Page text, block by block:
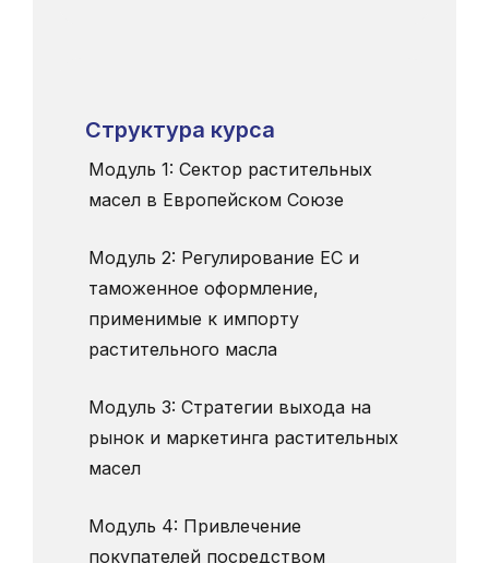
Структура курса
Модуль 1: Сектор растительных
масел в Европейском Союзе
Модуль 2: Регулирование ЕС и
таможенное оформление,
применимые к импорту
растительного масла
Модуль 3: Стратегии выхода на
рынок и маркетинга растительных
масел
Модуль 4: Привлечение
покупателей посредством